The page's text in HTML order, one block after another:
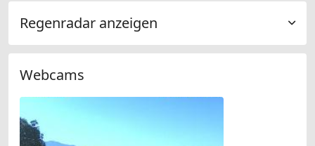
Regenradar anzeigen
Webcams